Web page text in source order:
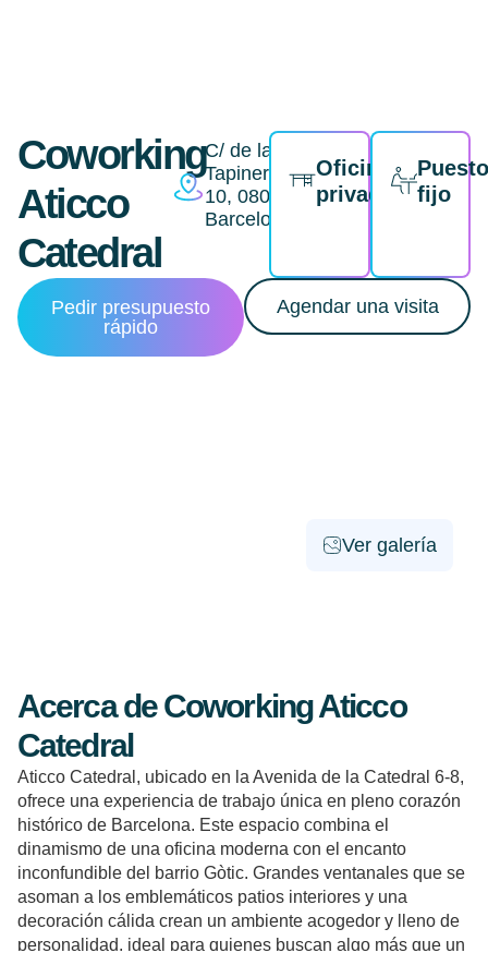
Coworking
Aticco
Catedral
C/ de la
Tapineria,
10, 08002
Barcelona
Oficina
privada
Puesto
fijo
Pedir presupuesto
rápido
Agendar una visita
Ver galería
Acerca de Coworking Aticco
Catedral
Aticco Catedral, ubicado en la Avenida de la Catedral 6-8,
ofrece una experiencia de trabajo única en pleno corazón
histórico de Barcelona. Este espacio combina el
dinamismo de una oficina moderna con el encanto
inconfundible del barrio Gòtic. Grandes ventanales que se
asoman a los emblemáticos patios interiores y una
decoración cálida crean un ambiente acogedor y lleno de
personalidad, ideal para quienes buscan algo más que un